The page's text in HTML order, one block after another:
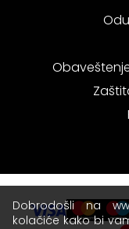
Dobrodošli na
kolačiće kako bi